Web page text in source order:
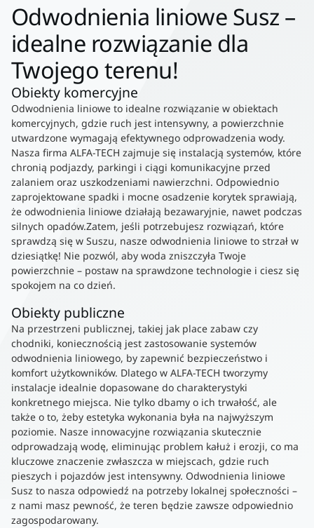
Odwodnienia liniowe Susz –
idealne rozwiązanie dla
Twojego terenu!
Obiekty komercyjne
Odwodnienia liniowe to idealne rozwiązanie w obiektach
komercyjnych, gdzie ruch jest intensywny, a powierzchnie
utwardzone wymagają efektywnego odprowadzenia wody.
Nasza firma ALFA-TECH zajmuje się instalacją systemów, które
chronią podjazdy, parkingi i ciągi komunikacyjne przed
zalaniem oraz uszkodzeniami nawierzchni. Odpowiednio
zaprojektowane spadki i mocne osadzenie korytek sprawiają,
że odwodnienia liniowe działają bezawaryjnie, nawet podczas
silnych opadów.Zatem, jeśli potrzebujesz rozwiązań, które
sprawdzą się w Suszu, nasze odwodnienia liniowe to strzał w
dziesiątkę! Nie pozwól, aby woda zniszczyła Twoje
powierzchnie – postaw na sprawdzone technologie i ciesz się
spokojem na co dzień.
Obiekty publiczne
Na przestrzeni publicznej, takiej jak place zabaw czy
chodniki, koniecznością jest zastosowanie systemów
odwodnienia liniowego, by zapewnić bezpieczeństwo i
komfort użytkowników. Dlatego w ALFA-TECH tworzymy
instalacje idealnie dopasowane do charakterystyki
konkretnego miejsca. Nie tylko dbamy o ich trwałość, ale
także o to, żeby estetyka wykonania była na najwyższym
poziomie. Nasze innowacyjne rozwiązania skutecznie
odprowadzają wodę, eliminując problem kałuż i erozji, co ma
kluczowe znaczenie zwłaszcza w miejscach, gdzie ruch
pieszych i pojazdów jest intensywny. Odwodnienia liniowe
Susz to nasza odpowiedź na potrzeby lokalnej społeczności –
z nami masz pewność, że teren będzie zawsze odpowiednio
zagospodarowany.